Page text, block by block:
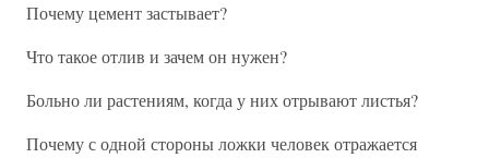
Почему цемент застывает?
Что такое отлив и зачем он нужен?
Больно ли растениям, когда у них отрывают листья?
Почему с одной стороны ложки человек отражается